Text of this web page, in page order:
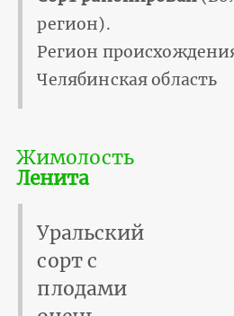
регион).
Регион
Челябинская область
Жимолость
Ленита
Уральский
сорт с
плодами